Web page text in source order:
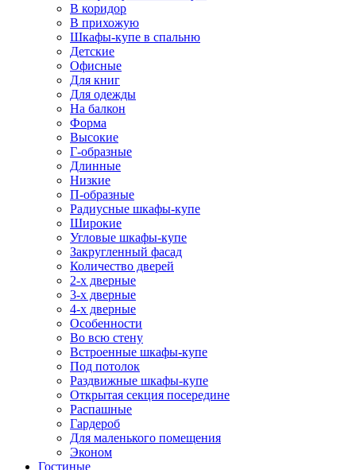
В коридор
В прихожую
Шкафы-купе в спальню
Детские
Офисные
Для книг
Для одежды
На балкон
Форма
Высокие
Г-образные
Длинные
Низкие
П-образные
Радиусные шкафы-купе
Широкие
Угловые шкафы-купе
Закругленный фасад
Количество дверей
2-х дверные
3-х дверные
4-х дверные
Особенности
Во всю стену
Встроенные шкафы-купе
Под потолок
Раздвижные шкафы-купе
Открытая секция посередине
Распашные
Гардероб
Для маленького помещения
Эконом
Гостиные